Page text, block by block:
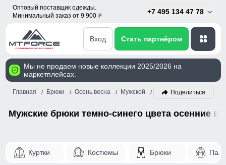
Оптовый поставщик одежды.
Минимальный заказ от 9 900 p
+7 495 134 47 78
Вход Стать партнёром
Мы не продаем новые коллекции 2025/2026 на
маркетплейсах.
Главная Брюки Осень весна Мужской Темно-синий
Поделиться
Мужские брюки темно-синего цвета осенние
Куртки Костюмы Брюки